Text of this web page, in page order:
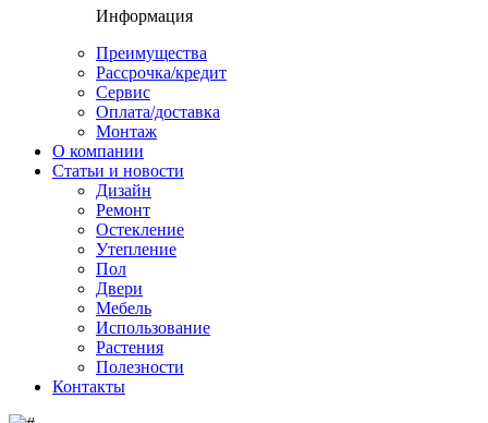
Информация
Преимущества
Рассрочка/кредит
Сервис
Оплата/доставка
Монтаж
О компании
Статьи и новости
Дизайн
Ремонт
Остекление
Утепление
Пол
Двери
Мебель
Использование
Растения
Полезности
Контакты